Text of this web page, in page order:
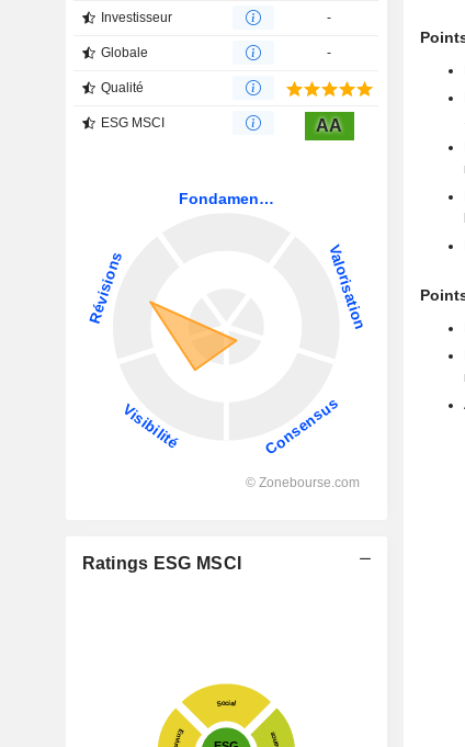
Investisseur -
Globale -
Qualité
ESG MSCI AA
Ratings ESG MSCI